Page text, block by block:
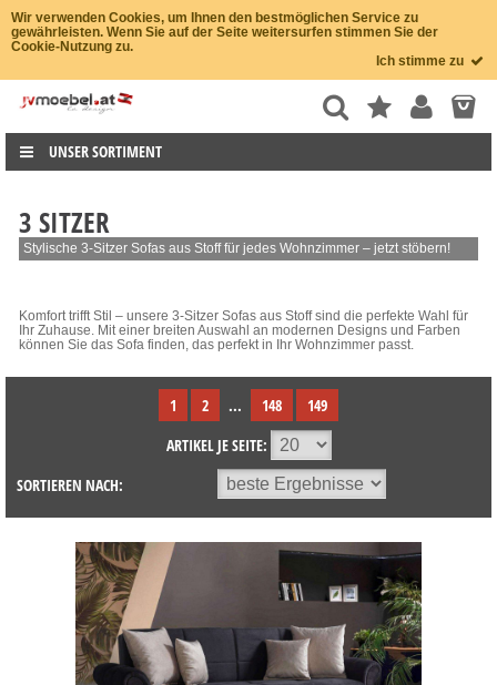
Wir verwenden Cookies, um Ihnen den bestmöglichen Service zu
gewährleisten. Wenn Sie auf der Seite weitersurfen stimmen Sie der
Cookie-Nutzung zu.
Ich stimme zu
UNSER SORTIMENT
3 SITZER
Stylische 3-Sitzer Sofas aus Stoff für jedes Wohnzimmer – jetzt stöbern!
Komfort trifft Stil – unsere 3-Sitzer Sofas aus Stoff sind die perfekte Wahl für
Ihr Zuhause. Mit einer breiten Auswahl an modernen Designs und Farben
können Sie das Sofa finden, das perfekt in Ihr Wohnzimmer passt.
1 2 ... 148
149
ARTIKEL JE SEITE:
SORTIEREN NACH: